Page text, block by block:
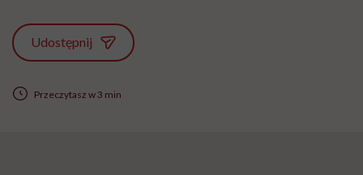
Udostępnij
Przeczytasz w 3 min